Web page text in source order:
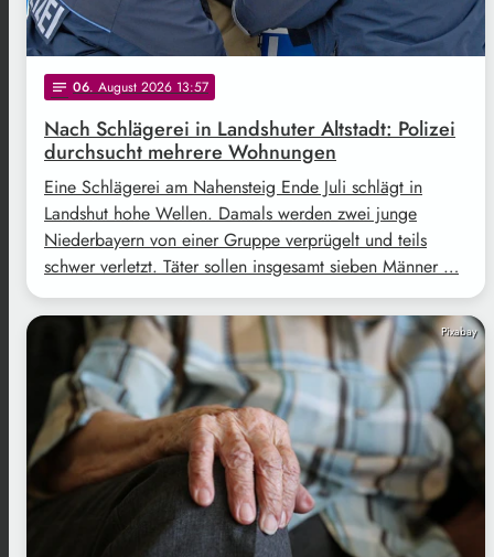
notes 06. August 2026 13:57
Nach Schlägerei in Landshuter Altstadt: Polizei
durchsucht mehrere Wohnungen
Eine Schlägerei am Nahensteig Ende Juli schlägt in
Landshut hohe Wellen. Damals werden zwei junge
Niederbayern von einer Gruppe verprügelt und teils
schwer verletzt. Täter sollen insgesamt sieben Männer …
Pixabay